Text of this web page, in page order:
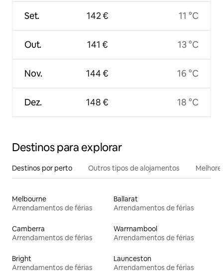
Set.
Out.
Nov.
Dez.
142 €
141 €
144 €
148 €
11 °C
13 °C
16 °C
18 °C
Destinos para explorar
Destinos por perto Outros tipos de alojamentos
Melbourne
Arrendamentos de férias
Ballarat
Arrendamentos de férias
Camberra
Arrendamentos de férias
Warrnambool
Arrendamentos de férias
Bright
Arrendamentos de férias
Launceston
Arrendamentos de férias